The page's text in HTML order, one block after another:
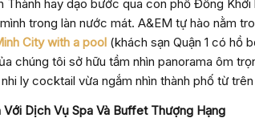
Thành hay dạo bước qua con phố Đồng Khởi
trong làn nước mát. A&EM tự hào nằm
City with a pool(khách sạn Quận 1 có hồ
chúng tôi sở hữu tầm nhìn panorama ôm
ly cocktail vừa ngắm nhìn thành phố từ
Với Dịch Vụ Spa Và Buffet Thượng Hạng